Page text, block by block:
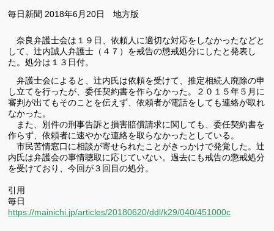
毎日新聞 2018年6月20日 地方版
奈良弁護士会は１９日、依頼人に適切な対応をしなかったなどと
して、辻内誠人弁護士（４７）を戒告の懲戒処分にしたと発表し
た。処分は１３日付。
弁護士会によると、辻内氏は依頼を受けて、推定相続人廃除の申
し立てを行ったが、委任契約書を作らなかった。２０１５年５月に
審判が出てもそのことを伝えず、依頼者が電話をしても連絡が取れ
なかった。
また、別件の刑事告訴と損害賠償請求に関しても、委任契約書を
作らず、依頼者に速やかな連絡を取らなかったとしている。
市民苦情窓口に相談が寄せられたことがきっかけで発覚した。辻
内氏は弁護会の事情聴取に応じていない。過去にも戒告の懲戒処分
を受けており、今回が３回目の処分。
引用
毎日
https://mainichi.jp/articles/20180620/ddl/k29/040/451000c